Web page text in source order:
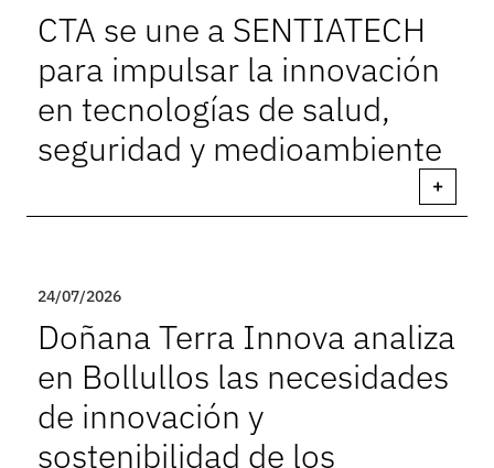
CTA se une a SENTIATECH
para impulsar la innovación
en tecnologías de salud,
seguridad y medioambiente
+
24/07/2026
Doñana Terra Innova analiza
en Bollullos las necesidades
de innovación y
sostenibilidad de los